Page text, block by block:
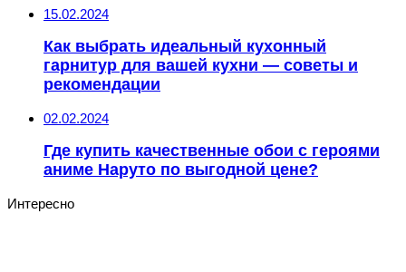
15.02.2024
Как выбрать идеальный кухонный
гарнитур для вашей кухни — советы и
рекомендации
02.02.2024
Где купить качественные обои с героями
аниме Наруто по выгодной цене?
Интересно